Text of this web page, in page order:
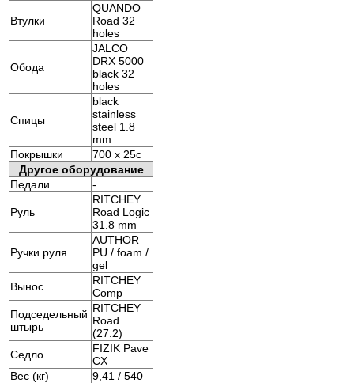
Втулки
QUANDO
Road 32
holes
Обода
JALCO
DRX 5000
black 32
holes
Спицы
black
stainless
steel 1.8
mm
Покрышки
700 x 25c
Другое оборудование
Педали
-
Руль
RITCHEY
Road Logic
31.8 mm
Ручки руля
AUTHOR
PU / foam /
gel
Вынос
RITCHEY
Comp
Подседельный
штырь
RITCHEY
Road
(27.2)
Седло
FIZIK Pave
CX
Вес (кг)
9,41 / 540